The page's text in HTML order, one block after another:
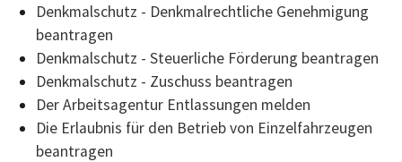
Denkmalschutz - Denkmalrechtliche Genehmigung
beantragen
Denkmalschutz - Steuerliche Förderung beantragen
Denkmalschutz - Zuschuss beantragen
Der Arbeitsagentur Entlassungen melden
Die Erlaubnis für den Betrieb von Einzelfahrzeugen
beantragen